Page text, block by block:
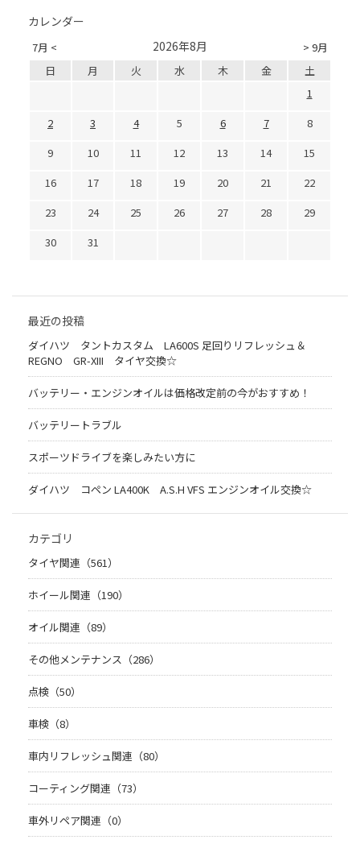
カレンダー
7月 < > 9月
2026年8月
日 月 火 水 木 金
土
1
2
3 4 5 6 7
8
9
10 11 12 13 14
15
16
17 18 19 20 21
22
23
24 25 26 27 28
29
30
31
最近の投稿
ダイハツ タントカスタム LA600S 足回りリフレッシュ＆
REGNO GR-XIII タイヤ交換☆
バッテリー・エンジンオイルは価格改定前の今がおすすめ！
バッテリートラブル
スポーツドライブを楽しみたい方に
ダイハツ コペン LA400K A.S.H VFS エンジンオイル交換☆
カテゴリ
タイヤ関連（561）
ホイール関連（190）
オイル関連（89）
その他メンテナンス（286）
点検（50）
車検（8）
車内リフレッシュ関連（80）
コーティング関連（73）
車外リペア関連（0）